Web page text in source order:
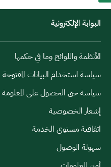
البوابة الإلكترونية
الأنظمة واللوائح وما في حكمها
سياسة استخدام البيانات المفتوحة
سياسة حق الحصول على المعلومة
إشعار الخصوصية
اتفاقية مستوى الخدمة
سهولة الوصول